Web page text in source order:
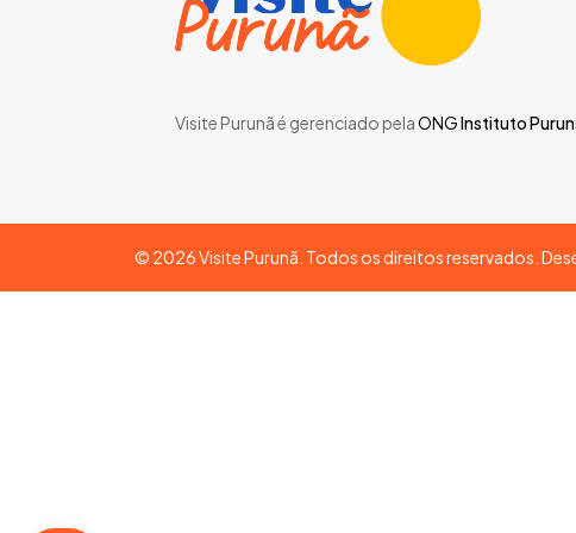
Visite Purunã é gerenciado pelaONGInstituto
© 2026Visite Purunã. Todos os direitos reservados.